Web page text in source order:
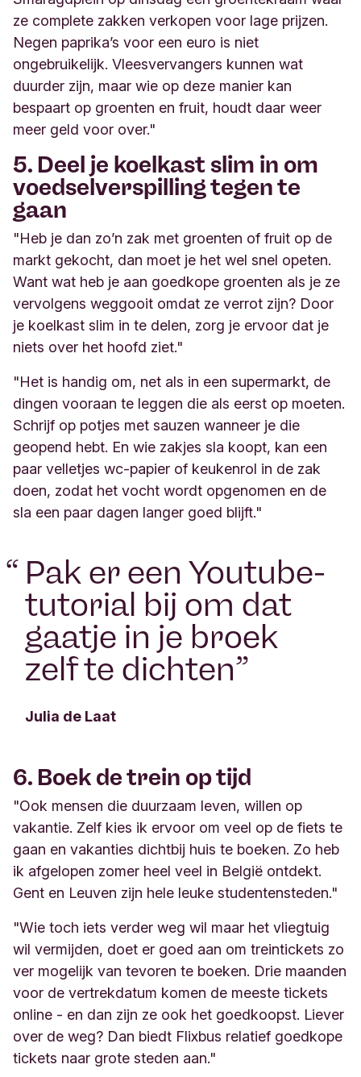
ze complete zakken verkopen voor lage prijzen.
Negen paprika’s voor een euro is niet
ongebruikelijk. Vleesvervangers kunnen wat
duurder zijn, maar wie op deze manier kan
bespaart op groenten en fruit, houdt daar weer
meer geld voor over."
5. Deel je koelkast slim in om
voedselverspilling tegen te
gaan
"Heb je dan zo’n zak met groenten of fruit op de
markt gekocht, dan moet je het wel snel opeten.
Want wat heb je aan goedkope groenten als je ze
vervolgens weggooit omdat ze verrot zijn? Door
je koelkast slim in te delen, zorg je ervoor dat je
niets over het hoofd ziet."
"Het is handig om, net als in een supermarkt, de
dingen vooraan te leggen die als eerst op moeten.
Schrijf op potjes met sauzen wanneer je die
geopend hebt. En wie zakjes sla koopt, kan een
paar velletjes wc-papier of keukenrol in de zak
doen, zodat het vocht wordt opgenomen en de
sla een paar dagen langer goed blijft."
“ Pak er een Youtube-
tutorial bij om dat
gaatje in je broek
zelf te dichten”
Julia de Laat
6. Boek de trein op tijd
"Ook mensen die duurzaam leven, willen op
vakantie. Zelf kies ik ervoor om veel op de fiets te
gaan en vakanties dichtbij huis te boeken. Zo heb
ik afgelopen zomer heel veel in België ontdekt.
Gent en Leuven zijn hele leuke studentensteden."
"Wie toch iets verder weg wil maar het vliegtuig
wil vermijden, doet er goed aan om treintickets zo
ver mogelijk van tevoren te boeken. Drie maanden
voor de vertrekdatum komen de meeste tickets
online - en dan zijn ze ook het goedkoopst. Liever
over de weg? Dan biedt Flixbus relatief goedkope
tickets naar grote steden aan."